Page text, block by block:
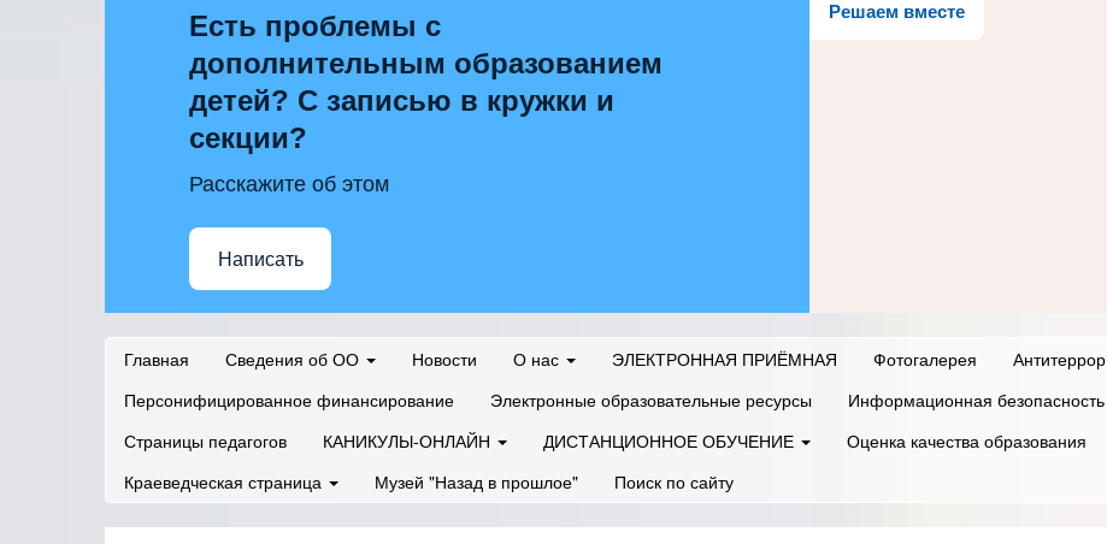
Решаем вместе
Есть проблемы с
дополнительным образованием
детей? С записью в кружки и
секции?
Расскажите об этом
Написать
Главная Сведения об ОО Новости О нас ЭЛЕКТРОННАЯ ПРИЁМНАЯ Фотогалерея Антитеррор
Персонифицированное финансирование
Электронные образовательные ресурсы Информационная безопасность
Страницы педагогов
КАНИКУЛЫ-ОНЛАЙН ДИСТАНЦИОННОЕ ОБУЧЕНИЕ Оценка качества образования
Краеведческая страница
Музей "Назад в прошлое" Поиск по сайту